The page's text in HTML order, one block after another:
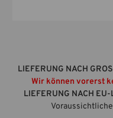
LIEFERUNG NACH
Wir können vorerst
LIEFERUNG NACH